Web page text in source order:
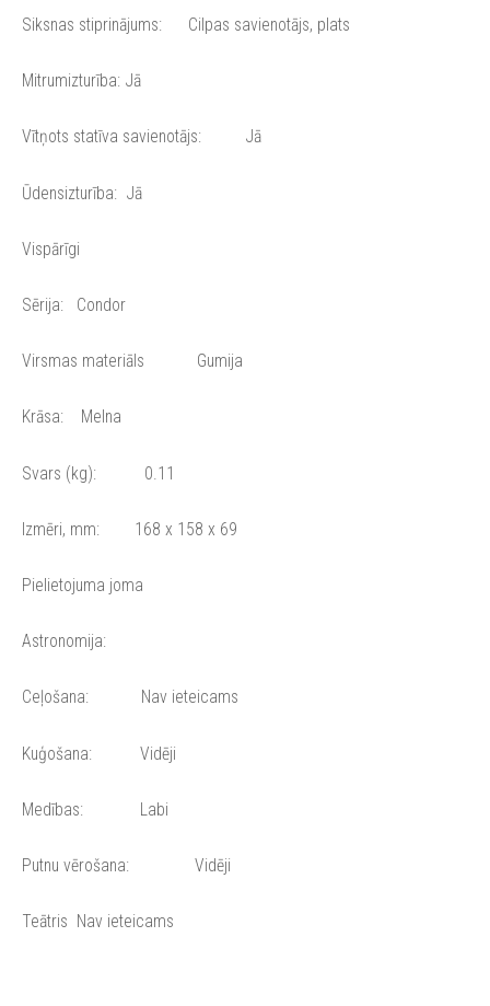
Siksnas stiprinājums: Cilpas savienotājs, plats
Mitrumizturība: Jā
Vītņots statīva savienotājs: Jā
Ūdensizturība: Jā
Vispārīgi
Sērija: Condor
Virsmas materiāls Gumija
Krāsa: Melna
Svars (kg): 0.11
Izmēri, mm: 168 x 158 x 69
Pielietojuma joma
Astronomija:
Ceļošana: Nav ieteicams
Kuģošana: Vidēji
Medības: Labi
Putnu vērošana: Vidēji
Teātris Nav ieteicams